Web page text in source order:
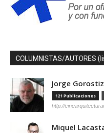
COLUMNISTAS/AUTORES
Jorge
121 Publicaciones
http://
Miquel